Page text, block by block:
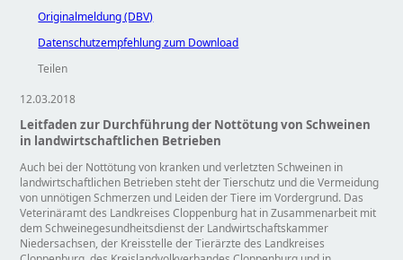
Originalmeldung (DBV)
Datenschutzempfehlung zum Download
Teilen
12.03.2018
Leitfaden zur Durchführung der Nottötung von Schweinen
in landwirtschaftlichen Betrieben
Auch bei der Nottötung von kranken und verletzten Schweinen in
landwirtschaftlichen Betrieben steht der Tierschutz und die Vermeidung
von unnötigen Schmerzen und Leiden der Tiere im Vordergrund. Das
Veterinäramt des Landkreises Cloppenburg hat in Zusammenarbeit mit
dem Schweinegesundheitsdienst der Landwirtschaftskammer
Niedersachsen, der Kreisstelle der Tierärzte des Landkreises